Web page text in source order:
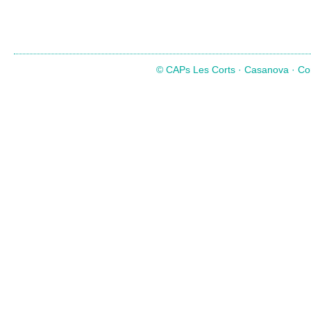
© CAPs Les Corts · Casanova ·